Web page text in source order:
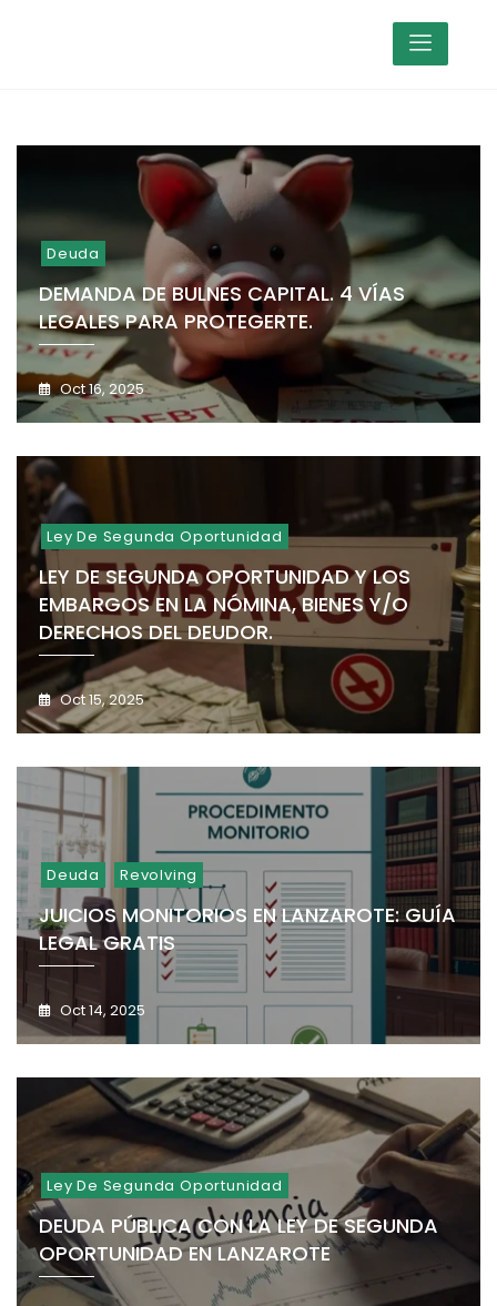
Deuda
DEMANDA DE BULNES CAPITAL. 4 VÍAS
LEGALES PARA PROTEGERTE.
Oct 16, 2025
Ley De Segunda Oportunidad
LEY DE SEGUNDA OPORTUNIDAD Y LOS
EMBARGOS EN LA NÓMINA, BIENES Y/O
DERECHOS DEL DEUDOR.
Oct 15, 2025
Deuda Revolving
JUICIOS MONITORIOS EN LANZAROTE: GUÍA
LEGAL GRATIS
Oct 14, 2025
Ley De Segunda Oportunidad
DEUDA PÚBLICA CON LA LEY DE SEGUNDA
OPORTUNIDAD EN LANZAROTE